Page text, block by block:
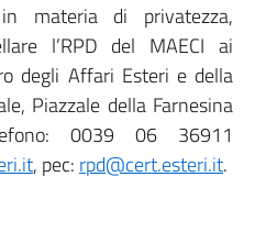
materia di privatezza,
l’RPD del MAECI ai
degli Affari Esteri e della
Piazzale della Farnesina
0039 06 36911
, pec: rpd@cert.esteri.it.